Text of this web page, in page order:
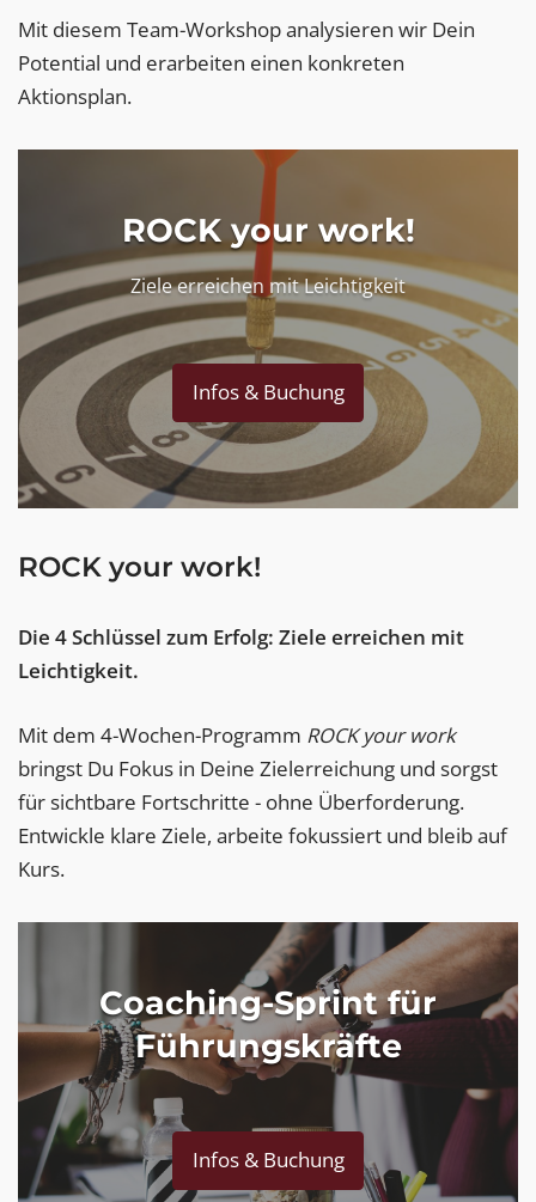
Mit diesem Team-Workshop analysieren wir Dein
Potential und erarbeiten einen konkreten
Aktionsplan.
ROCK your work!
Ziele erreichen mit Leichtigkeit
Infos & Buchung
ROCK your work!
Die 4 Schlüssel zum Erfolg: Ziele erreichen mit
Leichtigkeit.
Mit dem 4-Wochen-Programm ROCK your work
bringst Du Fokus in Deine Zielerreichung und sorgst
für sichtbare Fortschritte - ohne Überforderung.
Entwickle klare Ziele, arbeite fokussiert und bleib auf
Kurs.
Coaching-Sprint für
Führungskräfte
Infos & Buchung